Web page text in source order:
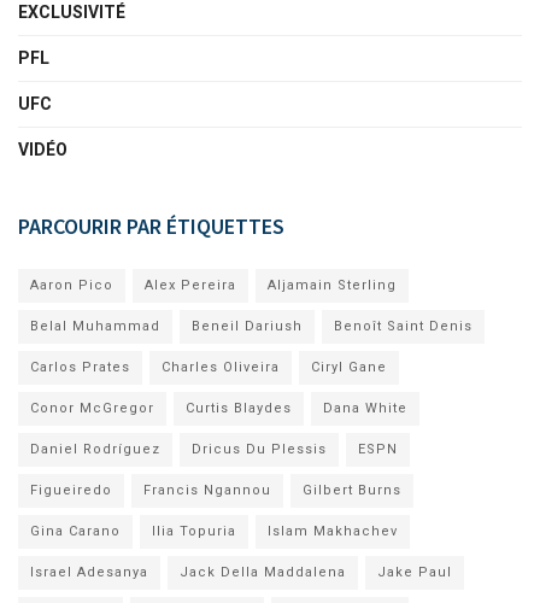
EXCLUSIVITÉ
PFL
UFC
VIDÉO
PARCOURIR PAR ÉTIQUETTES
Aaron Pico Alex Pereira Aljamain Sterling
Belal Muhammad Beneil Dariush Benoît Saint Denis
Carlos Prates Charles Oliveira Ciryl Gane
Conor McGregor Curtis Blaydes Dana White
Daniel Rodríguez Dricus Du Plessis ESPN
Figueiredo Francis Ngannou Gilbert Burns
Gina Carano Ilia Topuria Islam Makhachev
Israel Adesanya Jack Della Maddalena Jake Paul